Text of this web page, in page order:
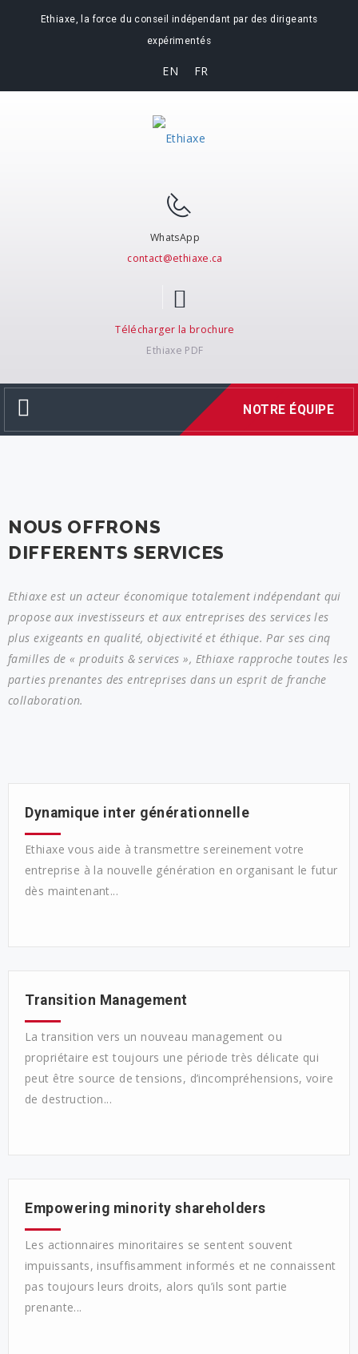
Ethiaxe, la force du conseil indépendant par des dirigeants
expérimentés
EN FR
WhatsApp
contact@ethiaxe.ca
Télécharger la brochure
Ethiaxe PDF
Navigation NOTRE ÉQUIPE
NOUS OFFRONS
DIFFERENTS SERVICES
Ethiaxe est un acteur économique totalement indépendant qui
propose aux investisseurs et aux entreprises des services les
plus exigeants en qualité, objectivité et éthique. Par ses cinq
familles de « produits & services », Ethiaxe rapproche toutes les
parties prenantes des entreprises dans un esprit de franche
collaboration.
Dynamique inter générationnelle
Ethiaxe vous aide à transmettre sereinement votre
entreprise à la nouvelle génération en organisant le futur
dès maintenant...
Transition Management
La transition vers un nouveau management ou
propriétaire est toujours une période très délicate qui
peut être source de tensions, d’incompréhensions, voire
de destruction...
Empowering minority shareholders
Les actionnaires minoritaires se sentent souvent
impuissants, insuffisamment informés et ne connaissent
pas toujours leurs droits, alors qu’ils sont partie
prenante...